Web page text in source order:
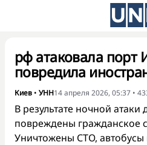
рф атаковала порт
повредила
Киев • УНН14 апреля 2026, 05:37 •
В результате ночной
повреждены гражданское
Уничтожены СТО,